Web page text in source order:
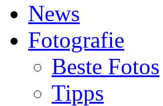
News
Fotografie
Beste Fotos
Tipps